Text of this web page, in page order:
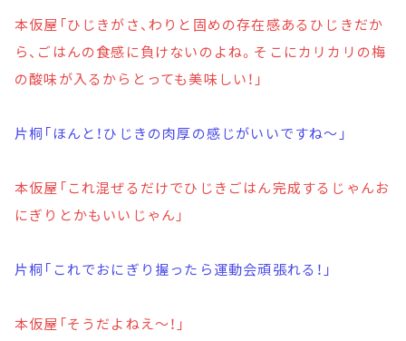
本仮屋「ひじきがさ、わりと固めの存在感あるひじきだか
ら、ごはんの食感に負けないのよね。そこにカリカリの梅
の酸味が入るからとっても美味しい！」
片桐「ほんと！ひじきの肉厚の感じがいいですね～」
本仮屋「これ混ぜるだけでひじきごはん完成するじゃんお
にぎりとかもいいじゃん」
片桐「これでおにぎり握ったら運動会頑張れる！」
本仮屋「そうだよねえ～！」